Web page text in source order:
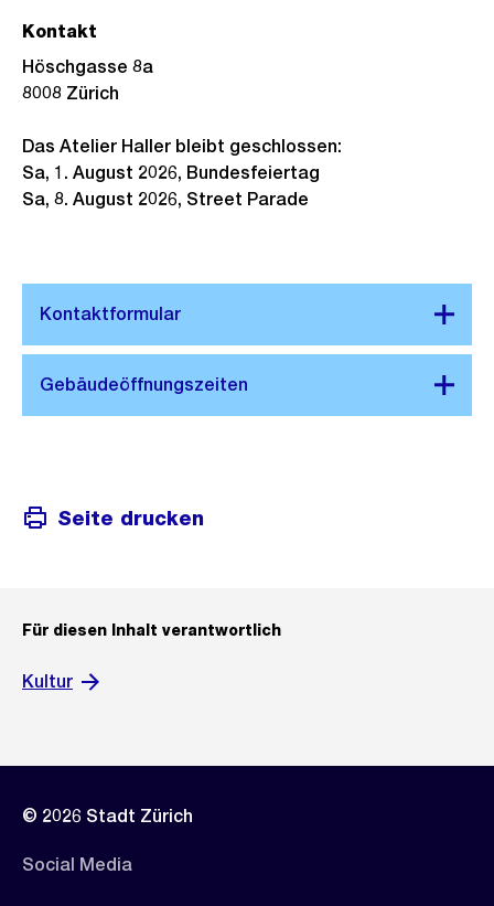
Das Atelier Haller bleibt geschlossen:
Sa, 1. August 2026, Bundesfeiertag
Sa, 8. August 2026, Street Parade
Kontakt
Höschgasse 8a
8008 Zürich
Seite drucken
Für diesen Inhalt verantwortlich
Kultur
© 2026 Stadt Zürich
Social Media